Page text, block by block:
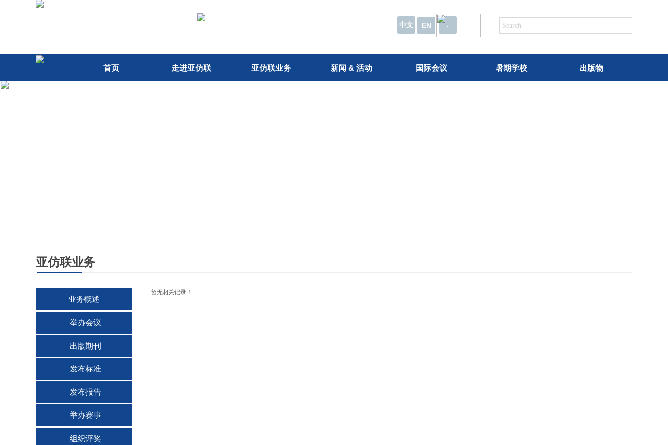
EN .
中文
首页 走进亚仿联 亚仿联业务 新闻 & 活动 国际会议 暑期学校 出版物
亚仿联业务
业务概述
暂无相关记录！
举办会议
出版期刊
发布标准
发布报告
举办赛事
组织评奖